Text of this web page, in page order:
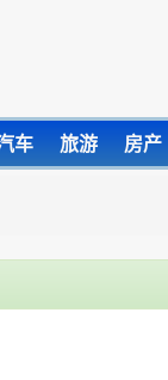
车 旅游 房产